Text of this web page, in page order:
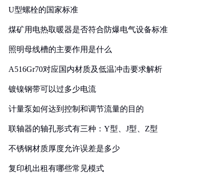
U型螺栓的国家标准
煤矿用电热取暖器是否符合防爆电气设备标准
照明母线槽的主要作用是什么
A516Gr70对应国内材质及低温冲击要求解析
镀镍钢带可以过多少电流
计量泵如何达到控制和调节流量的目的
联轴器的轴孔形式有三种：Y型、J型、Z型
不锈钢材质厚度允许误差是多少
复印机出租有哪些常见模式